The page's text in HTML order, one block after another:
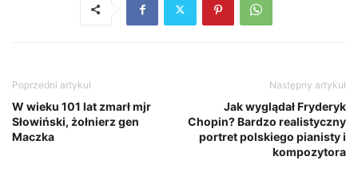
Poprzedni artykuł
W wieku 101 lat zmarł mjr
Słowiński, żołnierz gen
Maczka
Następny artykuł
Jak wyglądał Fryderyk
Chopin? Bardzo realistyczny
portret polskiego pianisty i
kompozytora